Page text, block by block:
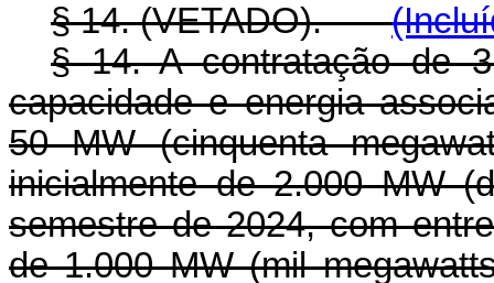
§ 14. (VETADO).
§ 14. A contratação de
capacidade e energia
50 MW (cinquenta
inicialmente de 2.000 MW
semestre de 2024, com
de 1.000 MW (mil